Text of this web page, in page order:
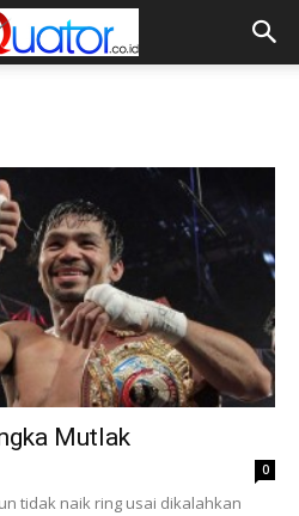
Mutlak
0
tidak naik ring usai dikalahkan